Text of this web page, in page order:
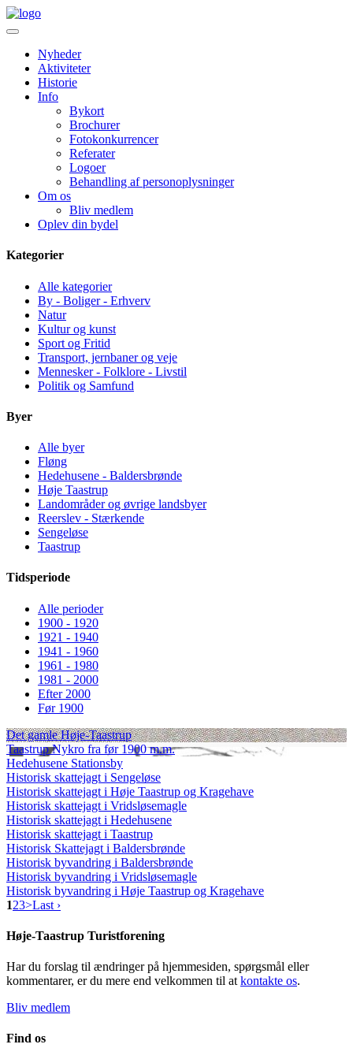
Nyheder
Aktiviteter
Historie
Info
Bykort
Brochurer
Fotokonkurrencer
Referater
Logoer
Behandling af personoplysninger
Om os
Bliv medlem
Oplev din bydel
Kategorier
Alle kategorier
By - Boliger - Erhverv
Natur
Kultur og kunst
Sport og Fritid
Transport, jernbaner og veje
Mennesker - Folklore - Livstil
Politik og Samfund
Byer
Alle byer
Fløng
Hedehusene - Baldersbrønde
Høje Taastrup
Landområder og øvrige landsbyer
Reerslev - Stærkende
Sengeløse
Taastrup
Tidsperiode
Alle perioder
1900 - 1920
1921 - 1940
1941 - 1960
1961 - 1980
1981 - 2000
Efter 2000
Før 1900
Det gamle Høje-Taastrup
Taastrup Nykro fra før 1900 m.m.
Hedehusene Stationsby
Historisk skattejagt i Sengeløse
Historisk skattejagt i Høje Taastrup og Kragehave
Historisk skattejagt i Vridsløsemagle
Historisk skattejagt i Hedehusene
Historisk skattejagt i Taastrup
Historisk Skattejagt i Baldersbrønde
Historisk byvandring i Baldersbrønde
Historisk byvandring i Vridsløsemagle
Historisk byvandring i Høje Taastrup og Kragehave
123>Last ›
Høje-Taastrup Turistforening
Har du forslag til ændringer på hjemmesiden, spørgsmål eller
kommentarer, er du mere end velkommen til at kontakte os.
Bliv medlem
Find os